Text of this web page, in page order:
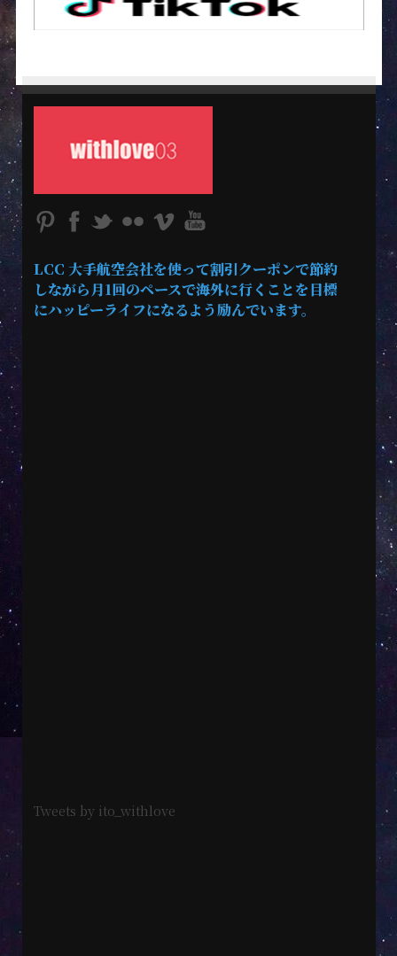
LCC 大手航空会社を使って割引クーポンで節約
しながら月1回のペースで海外に行くことを目標
にハッピーライフになるよう励んでいます。
Tweets by ito_withlove